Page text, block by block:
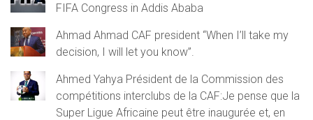
FIFA Congress in Addis Ababa
Ahmad Ahmad CAF president “When I’ll take my
decision, I will let you know”.
Ahmed Yahya Président de la Commission des
compétitions interclubs de la CAF:Je pense que la
Super Ligue Africaine peut être inaugurée et, en